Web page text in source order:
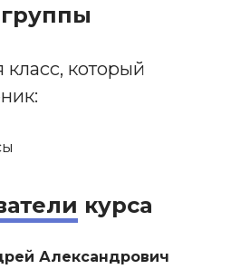
группы
класс, который
курса
Александрович